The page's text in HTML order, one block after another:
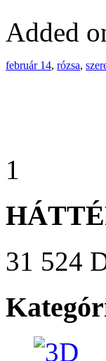
Added
február 14, rózsa,
1
31 524